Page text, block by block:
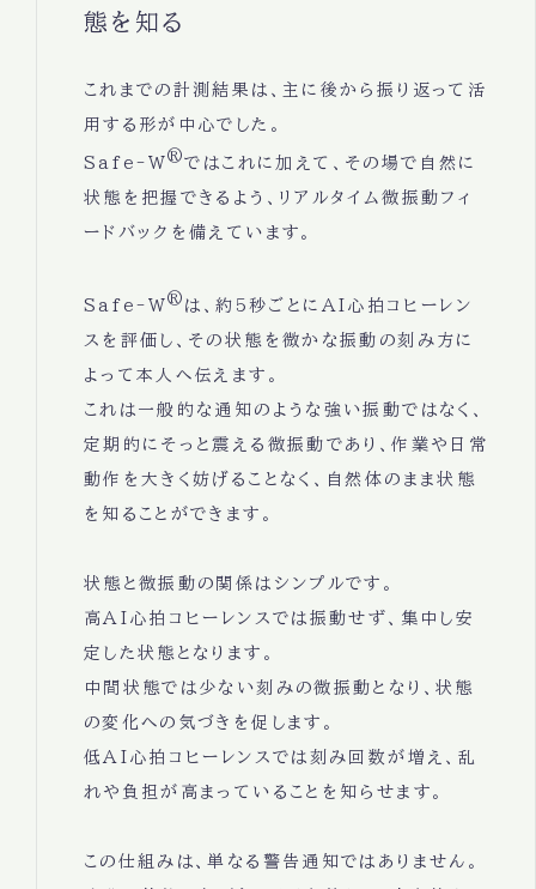
態を知る
これまでの計測結果は、主に後から振り返って活
用する形が中心でした。
Safe-W®ではこれに加えて、その場で自然に
状態を把握できるよう、リアルタイム微振動フィ
ードバックを備えています。
Safe-W® は、約5秒ごとにAI心拍コヒーレン
スを評価し、その状態を微かな振動の刻み方に
よって本人へ伝えます。
これは一般的な通知のような強い振動ではなく、
定期的にそっと震える微振動であり、作業や日常
動作を大きく妨げることなく、自然体のまま状態
を知ることができます。
状態と微振動の関係はシンプルです。
高AI心拍コヒーレンスでは振動せず、集中し安
定した状態となります。
中間状態では少ない刻みの微振動となり、状態
の変化への気づきを促します。
低AI心拍コヒーレンスでは刻み回数が増え、乱
れや負担が高まっていることを知らせます。
この仕組みは、単なる警告通知ではありません。